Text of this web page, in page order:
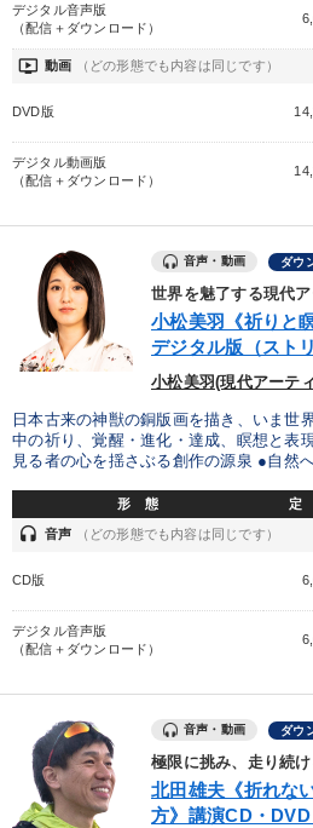
デジタル音声版
（配信＋ダウンロード）
ondemand_video 動画 （どの形態でも内容は同じです）
DVD版
デジタル動画版
（配信＋ダウンロード）
音声・動画 ダウ
世界を魅了する現代
小松美羽《祈りと
デジタル版（スト
小松美羽(現代アーテ
日本古来の神獣の銅版画を描き、いま世
中の祈り、覚醒・進化・達成、瞑想と表
見る者の心を揺さぶる創作の源泉 ●自然
形 態 定
headset 音声 （どの形態でも内容は同じです）
CD版
デジタル音声版
（配信＋ダウンロード）
音声・動画 ダウ
極限に挑み、走り続け
北田雄夫《折れな
方》講演CD・